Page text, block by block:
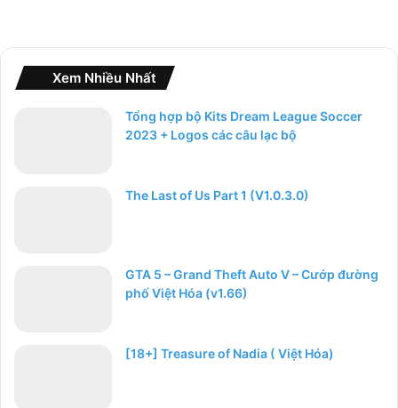
Xem Nhiều Nhất
Tổng hợp bộ Kits Dream League Soccer
2023 + Logos các câu lạc bộ
The Last of Us Part 1 (V1.0.3.0)
GTA 5 – Grand Theft Auto V – Cướp đường
phố Việt Hóa (v1.66)
[18+] Treasure of Nadia ( Việt Hóa)